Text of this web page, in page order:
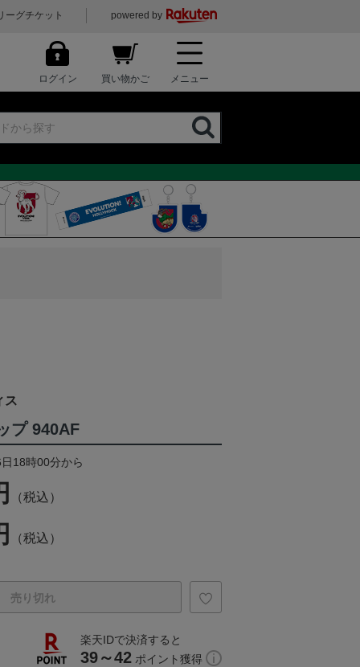
ーグチケット powered by
ログイン 買い物かご メニュー
ス
プ 940AF
18時00分から
（税込）
（税込）
売り切れ
楽天IDで決済すると
39～42 ポイント獲得